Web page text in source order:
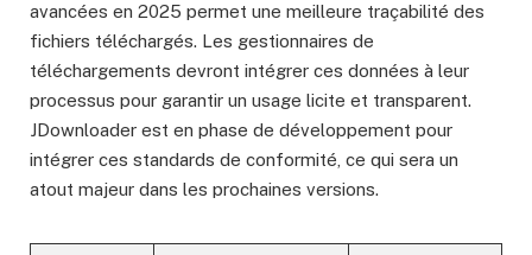
avancées en 2025 permet une meilleure traçabilité des
fichiers téléchargés. Les gestionnaires de
téléchargements devront intégrer ces données à leur
processus pour garantir un usage licite et transparent.
JDownloader est en phase de développement pour
intégrer ces standards de conformité, ce qui sera un
atout majeur dans les prochaines versions.